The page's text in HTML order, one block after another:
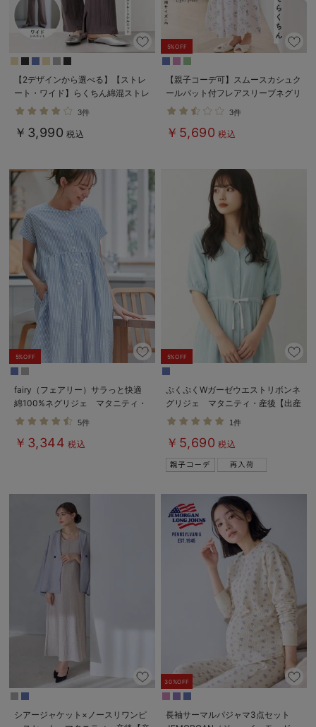
【2デザインから選べる】【ストレ
ート・ワイド】らくちん綿混ストレ
ッチリブパンツ マタニティ・産後
【出産後も長く使える】
3件
￥3,990 税込
5%OFF
【親子コーデ可】スムースカシュク
ールパット付フレアスリーブネグリ
ジェ マタニティ・産後授乳服【出
産後も長く着れる】
3件
￥5,690 税込
5%OFF
fairy（フェアリー）サラっと快適
綿100%ネグリジェ マタニティ・
産後授乳パジャマ【出産後も長く使
5件
￥3,344 税込
5%OFF
ぷくぷくWガーゼウエストリボンネ
グリジェ マタニティ・産後【出産
後も長く使える】
1件
￥5,690 税込
シアージャケット×ノースリワンピ
30%OFF
長袖サーマルパジャマ3点セット